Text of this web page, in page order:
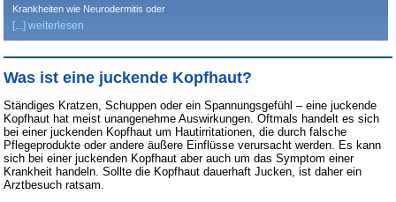
Krankheiten wie Neurodermitis oder
Schuppenflechte sind langfristige Therapien
notwendig, um eine Besserung zu erzielen. Die
Schübe verlangsamen. Hier gilt, die Pflege muss auf
die individuellen Bedürfnisse der eigenen Haut
angepasst werden. Bei der Suche nach der
richtigen Pflege kann der Hautarzt helfen.
[...] weiterlesen
Was ist eine juckende Kopfhaut?
Ständiges Kratzen, Schuppen oder ein Spannungsgefühl – eine juckende
Kopfhaut hat meist unangenehme Auswirkungen. Oftmals handelt es sich
bei einer juckenden Kopfhaut um Hautirritationen, die durch falsche
Pflegeprodukte oder andere äußere Einflüsse verursacht werden. Es kann
sich bei einer juckenden Kopfhaut aber auch um das Symptom einer
Krankheit handeln. Sollte die Kopfhaut dauerhaft Jucken, ist daher ein
Arztbesuch ratsam.